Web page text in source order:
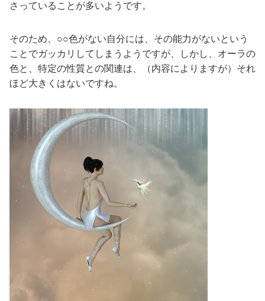
さっていることが多いようです。
そのため、○○色がない自分には、その能力がないという
ことでガッカリしてしまうようですが、しかし、オーラの
色と、特定の性質との関連は、（内容によりますが）それ
ほど大きくはないですね。